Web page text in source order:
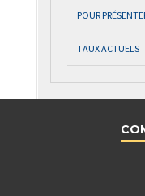
POUR
TAUX ACTUELS